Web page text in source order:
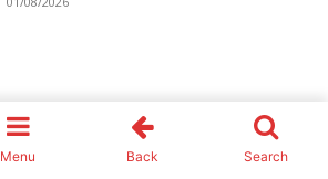
Menu Back Search